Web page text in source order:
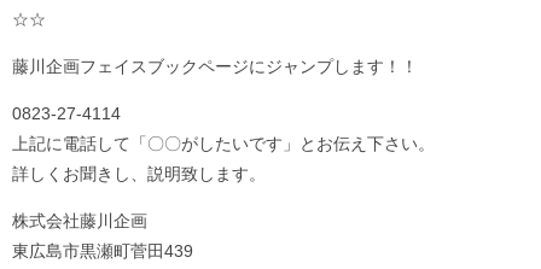
☆☆
藤川企画フェイスブックページにジャンプします！！
0823-27-4114
上記に電話して「〇〇がしたいです」とお伝え下さい。
詳しくお聞きし、説明致します。
株式会社藤川企画
東広島市黒瀬町菅田439